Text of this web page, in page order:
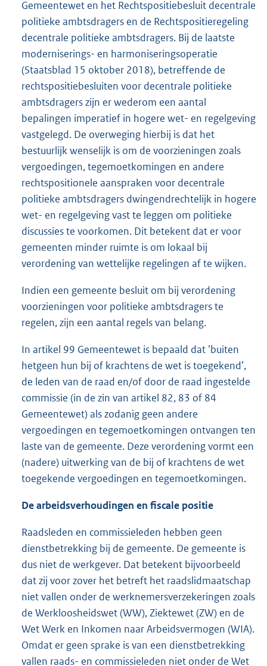
Gemeentewet en het Rechtspositiebesluit decentrale
politieke ambtsdragers en de Rechtspositieregeling
decentrale politieke ambtsdragers. Bij de laatste
moderniserings- en harmoniseringsoperatie
(Staatsblad 15 oktober 2018), betreffende de
rechtspositiebesluiten voor decentrale politieke
ambtsdragers zijn er wederom een aantal
bepalingen imperatief in hogere wet- en regelgeving
vastgelegd. De overweging hierbij is dat het
bestuurlijk wenselijk is om de voorzieningen zoals
vergoedingen, tegemoetkomingen en andere
rechtspositionele aanspraken voor decentrale
politieke ambtsdragers dwingendrechtelijk in hogere
wet- en regelgeving vast te leggen om politieke
discussies te voorkomen. Dit betekent dat er voor
gemeenten minder ruimte is om lokaal bij
verordening van wettelijke regelingen af te wijken.
Indien een gemeente besluit om bij verordening
voorzieningen voor politieke ambtsdragers te
regelen, zijn een aantal regels van belang.
In artikel 99 Gemeentewet is bepaald dat ’buiten
hetgeen hun bij of krachtens de wet is toegekend’,
de leden van de raad en/of door de raad ingestelde
commissie (in de zin van artikel 82, 83 of 84
Gemeentewet) als zodanig geen andere
vergoedingen en tegemoetkomingen ontvangen ten
laste van de gemeente. Deze verordening vormt een
(nadere) uitwerking van de bij of krachtens de wet
toegekende vergoedingen en tegemoetkomingen.
De arbeidsverhoudingen en fiscale positie
Raadsleden en commissieleden hebben geen
dienstbetrekking bij de gemeente. De gemeente is
dus niet de werkgever. Dat betekent bijvoorbeeld
dat zij voor zover het betreft het raadslidmaatschap
niet vallen onder de werknemersverzekeringen zoals
de Werkloosheidswet (WW), Ziektewet (ZW) en de
Wet Werk en Inkomen naar Arbeidsvermogen (WIA).
Omdat er geen sprake is van een dienstbetrekking
vallen raads- en commissieleden niet onder de Wet